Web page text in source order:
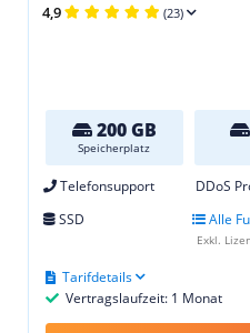
4,9 (23)
200 GB
Speicherplatz
Telefonsupport DDoS
SSD
Alle
Vertragslaufzeit: 1 Monat
Tarifdetails
Exkl.